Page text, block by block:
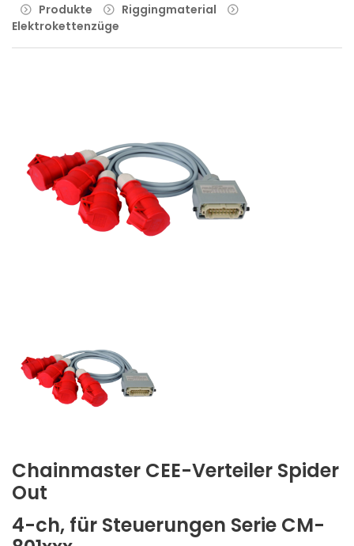
Produkte
Riggingmaterial
Elektrokettenzüge
Chainmaster CEE-Verteiler Spider
Out
4-ch, für Steuerungen Serie CM-